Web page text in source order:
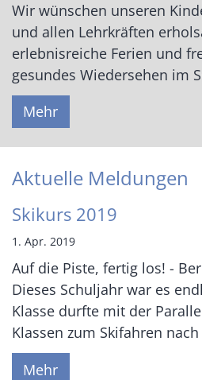
Wir wünschen unseren
und allen Lehrkräften
erlebnisreiche Ferien und
gesundes Wiedersehen im
Mehr
Aktuelle Meldungen
Skikurs 2019
1. Apr. 2019
Auf die Piste, fertig los! -
Dieses Schuljahr war es
Klasse durfte mit der
Klassen zum Skifahren
Mehr